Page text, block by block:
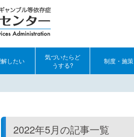
したい
気づいたらど
うする?
制度・施策
2022年5月の記事一覧